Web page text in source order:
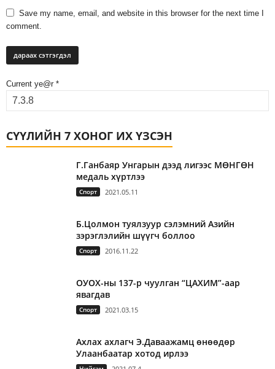
Save my name, email, and website in this browser for the next time I
comment.
Current ye@r *
СҮҮЛИЙН 7 ХОНОГ ИХ ҮЗСЭН
Г.Ганбаяр Унгарын дээд лигээс МӨНГӨН
медаль хүртлээ
Спорт 2021.05.11
Б.Цолмон туялзуур сэлэмний Азийн
зэрэглэлийн шүүгч боллоо
Спорт 2016.11.22
ОУОХ-ны 137-р чуулган “ЦАХИМ”-аар
явагдав
Спорт 2021.03.15
Ахлах ахлагч Э.Даваажамц өнөөдөр
Улаанбаатар хотод ирлээ